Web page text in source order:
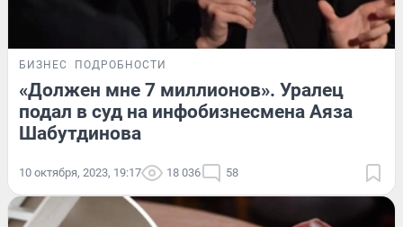
БИЗНЕС ПОДРОБНОСТИ
«Должен мне 7 миллионов». Уралец
подал в суд на инфобизнесмена Аяза
Шабутдинова
10 октября, 2023, 19:17 18 036 58